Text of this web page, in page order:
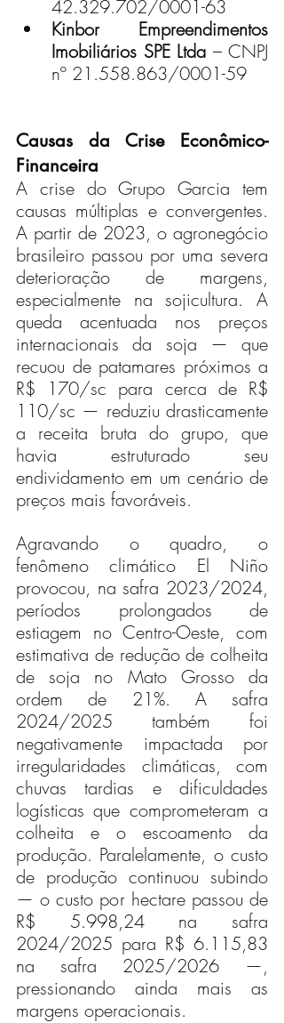
42.329.702/0001-63
Kinbor Empreendimentos
Imobiliários SPE Ltda – CNPJ
nº 21.558.863/0001-59
Causas da Crise Econômico-
Financeira
A crise do Grupo Garcia tem
causas múltiplas e convergentes.
A partir de 2023, o agronegócio
brasileiro passou por uma severa
deterioração de margens,
especialmente na sojicultura. A
queda acentuada nos preços
internacionais da soja — que
recuou de patamares próximos a
R$ 170/sc para cerca de R$
110/sc — reduziu drasticamente
a receita bruta do grupo, que
havia estruturado seu
endividamento em um cenário de
preços mais favoráveis.
Agravando o quadro, o
fenômeno climático El Niño
provocou, na safra 2023/2024,
períodos prolongados de
estiagem no Centro-Oeste, com
estimativa de redução de colheita
de soja no Mato Grosso da
ordem de 21%. A safra
2024/2025 também foi
negativamente impactada por
irregularidades climáticas, com
chuvas tardias e dificuldades
logísticas que comprometeram a
colheita e o escoamento da
produção. Paralelamente, o custo
de produção continuou subindo
— o custo por hectare passou de
R$ 5.998,24 na safra
2024/2025 para R$ 6.115,83
na safra 2025/2026 —,
pressionando ainda mais as
margens operacionais.